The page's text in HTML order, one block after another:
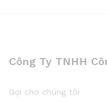
Công Ty TNHH
Gọi cho chúng tôi